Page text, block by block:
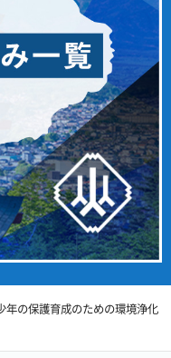
年の保護育成のための環境浄化